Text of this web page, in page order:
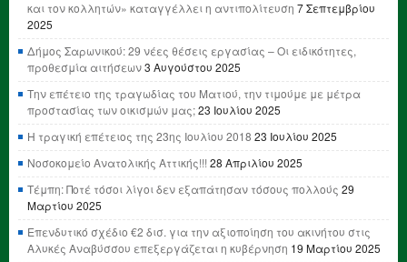
και τον κολλητών» καταγγέλλει η αντιπολίτευση 7 Σεπτεμβρίου
2025
Δήμος Σαρωνικού: 29 νέες θέσεις εργασίας – Οι ειδικότητες,
προθεσμία αιτήσεων3 Αυγούστου 2025
Την επέτειο της τραγωδίας του Ματιού, την τιμούμε με μέτρα
προστασίας των οικισμών μας;23 Ιουλίου 2025
Η τραγική επέτειος της 23ης Ιουλίου 2018 23 Ιουλίου 2025
Νοσοκομείο Ανατολικής Αττικής!!! 28 Απριλίου 2025
Τέμπη: Ποτέ τόσοι λίγοι δεν εξαπάτησαν τόσους πολλούς 29
Μαρτίου 2025
Επενδυτικό σχέδιο €2 δισ. για την αξιοποίηση του ακινήτου στις
Αλυκές Αναβύσσου επεξεργάζεται η κυβέρνηση 19 Μαρτίου 2025